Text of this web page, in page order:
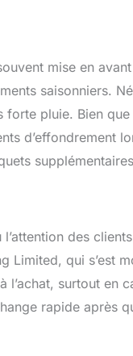
de camping et
mise en
saisonniers.
pluie. Bien
d’effondrement
des
Limited, qui s’est
surtout en
rapide après